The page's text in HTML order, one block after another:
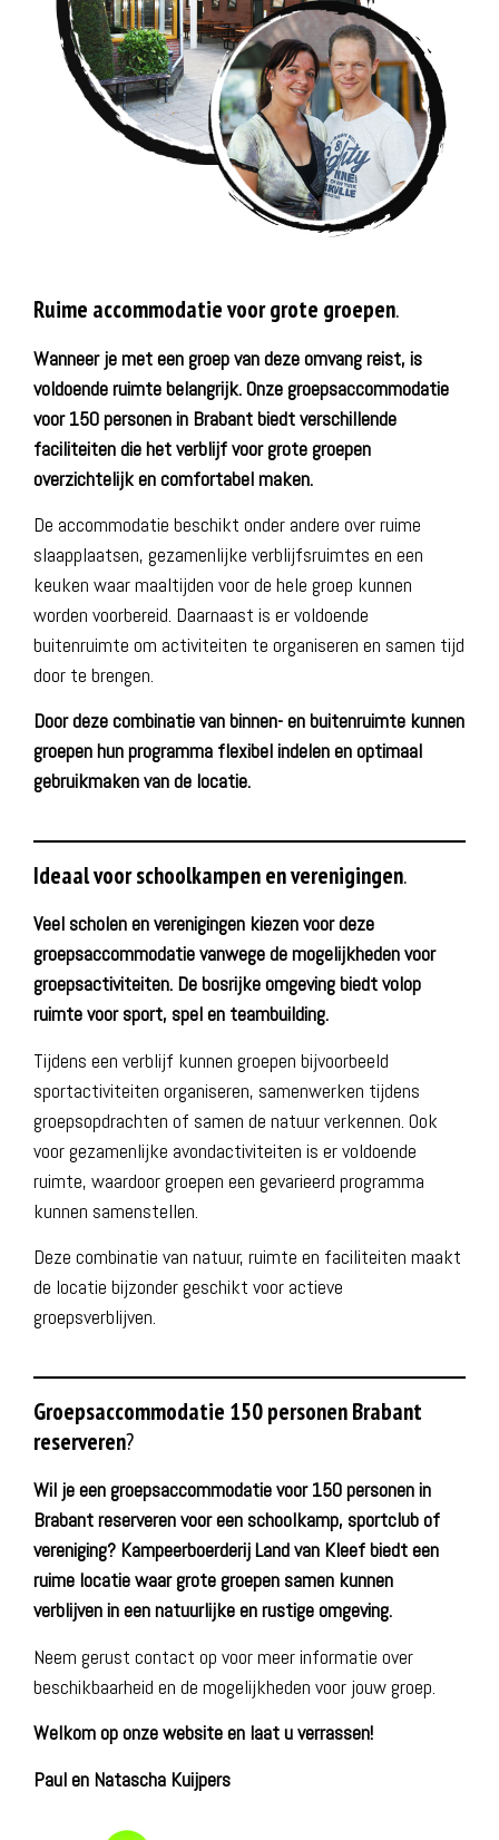
Ruime accommodatie voor grote groepen.
Wanneer je met een groep van deze omvang reist, is
voldoende ruimte belangrijk. Onzegroepsaccommodatie
voor 150 personen in Brabantbiedt verschillende
faciliteiten die het verblijf voor grote groepen
overzichtelijk en comfortabel maken.
De accommodatie beschikt onder andere over ruime
slaapplaatsen, gezamenlijke verblijfsruimtes en een
keuken waar maaltijden voor de hele groep kunnen
worden voorbereid. Daarnaast is er voldoende
buitenruimte om activiteiten te organiseren en samen tijd
door te brengen.
Door deze combinatie van binnen- en buitenruimte kunnen
groepen hun programma flexibel indelen en optimaal
gebruikmaken van de locatie.
Ideaal voor schoolkampen en verenigingen.
Veel scholen en verenigingen kiezen voor deze
groepsaccommodatievanwege de mogelijkheden voor
groepsactiviteiten. De bosrijke omgeving biedt volop
ruimte voor sport, spel en teambuilding.
Tijdens een verblijf kunnen groepen bijvoorbeeld
sportactiviteiten organiseren, samenwerken tijdens
groepsopdrachten of samen de natuur verkennen. Ook
voor gezamenlijke avondactiviteiten is er voldoende
ruimte, waardoor groepen een gevarieerd programma
kunnen samenstellen.
Deze combinatie van natuur, ruimte en faciliteiten maakt
de locatie bijzonder geschikt voor actieve
groepsverblijven.
Groepsaccommodatie 150 personen Brabant
reserveren?
Wil je een groepsaccommodatie voor 150 personen in
Brabant reserveren voor een schoolkamp, sportclub of
vereniging? Kampeerboerderij Land van Kleef biedt een
ruime locatie waar grote groepen samen kunnen
verblijven in een natuurlijke en rustige omgeving.
Neem gerust contact op voor meer informatie over
beschikbaarheid en de mogelijkheden voor jouw groep.
Welkom op onze website en laat u verrassen!
Paul en Natascha Kuijpers